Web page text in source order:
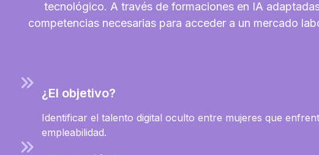
tecnológico. A través de formaciones en IA
competencias necesarias para acceder a un mercado
¿El objetivo?
Identificar el talento digital oculto entre mujeres que
empleabilidad.